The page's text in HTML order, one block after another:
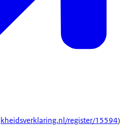
register/15594)